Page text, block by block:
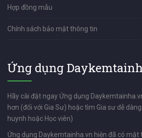
Hợp đồng mẫu
Chính sách bảo mật thông tin
Ứng dụng
Hãy cài đặt ngay Ứng dụng
hơn (đối với Gia Sư) hoặc tìm Gia sư dễ
huynh hoặc Học viên)
Ứng dụng Daykemtainha.vn hiện đã có mặt